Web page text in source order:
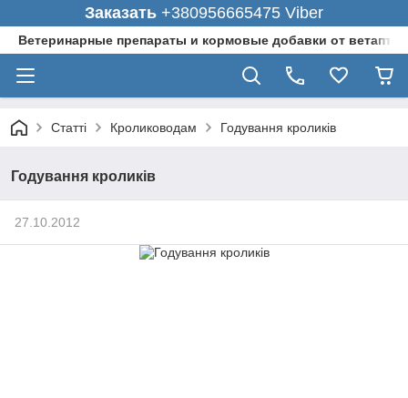
Заказать +380956665475 Viber
Ветеринарные препараты и кормовые добавки от
Статті Кролиководам Годування кроликів
Годування кроликів
27.10.2012